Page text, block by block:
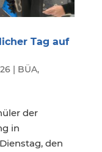
Tag auf
| BÜA,
der
in
den